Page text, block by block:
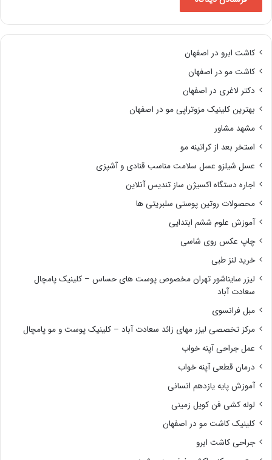
کاشت ابرو در اصفهان
کاشت مو در اصفهان
دکتر لاغری در اصفهان
بهترین کلینیک مزوتراپی مو در اصفهان
مشهد مشاور
استخر بعد از کراتینه مو
عسل شیلزو عسل سلامت مناسب قنادی و آشپزی
اجاره دستگاه اکسیژن ساز تندیس آنلاین
محصولات روتین پوستی سلبریتی ها
آموزش علوم ششم ابتدایی
چاپ عکس روی شاسی
خرید لنز طبی
لیزر سایناشور تهران مخصوص پوست های حساس – کلینیک پامچال
سعادت آباد
مبل فرانسوی
مرکز تخصصی لیزر مهای زائد سعادت آباد – کلینیک پوست و مو پامچال
عمل جراحی آپنه خواب
درمان قطعی آپنه خواب
آموزش پایه یازدهم انسانی
لوله کشی فن کویل زمینی
کلینیک کاشت مو در اصفهان
جراحی کاشت ابرو